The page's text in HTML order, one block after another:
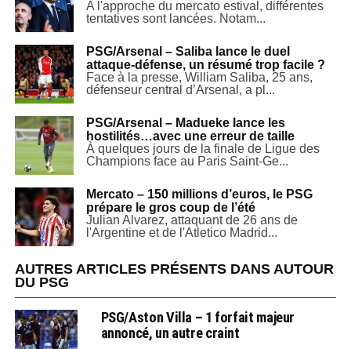
A l'approche du mercato estival, différentes
tentatives sont lancées. Notam...
PSG/Arsenal – Saliba lance le duel
attaque-défense, un résumé trop facile ?
Face à la presse, William Saliba, 25 ans,
défenseur central d’Arsenal, a pl...
PSG/Arsenal – Madueke lance les
hostilités…avec une erreur de taille
À quelques jours de la finale de Ligue des
Champions face au Paris Saint-Ge...
Mercato – 150 millions d’euros, le PSG
prépare le gros coup de l’été
Julian Alvarez, attaquant de 26 ans de
l'Argentine et de l'Atletico Madrid...
AUTRES ARTICLES PRÉSENTS DANS AUTOUR
DU PSG
PSG/Aston Villa – 1 forfait majeur
annoncé, un autre craint